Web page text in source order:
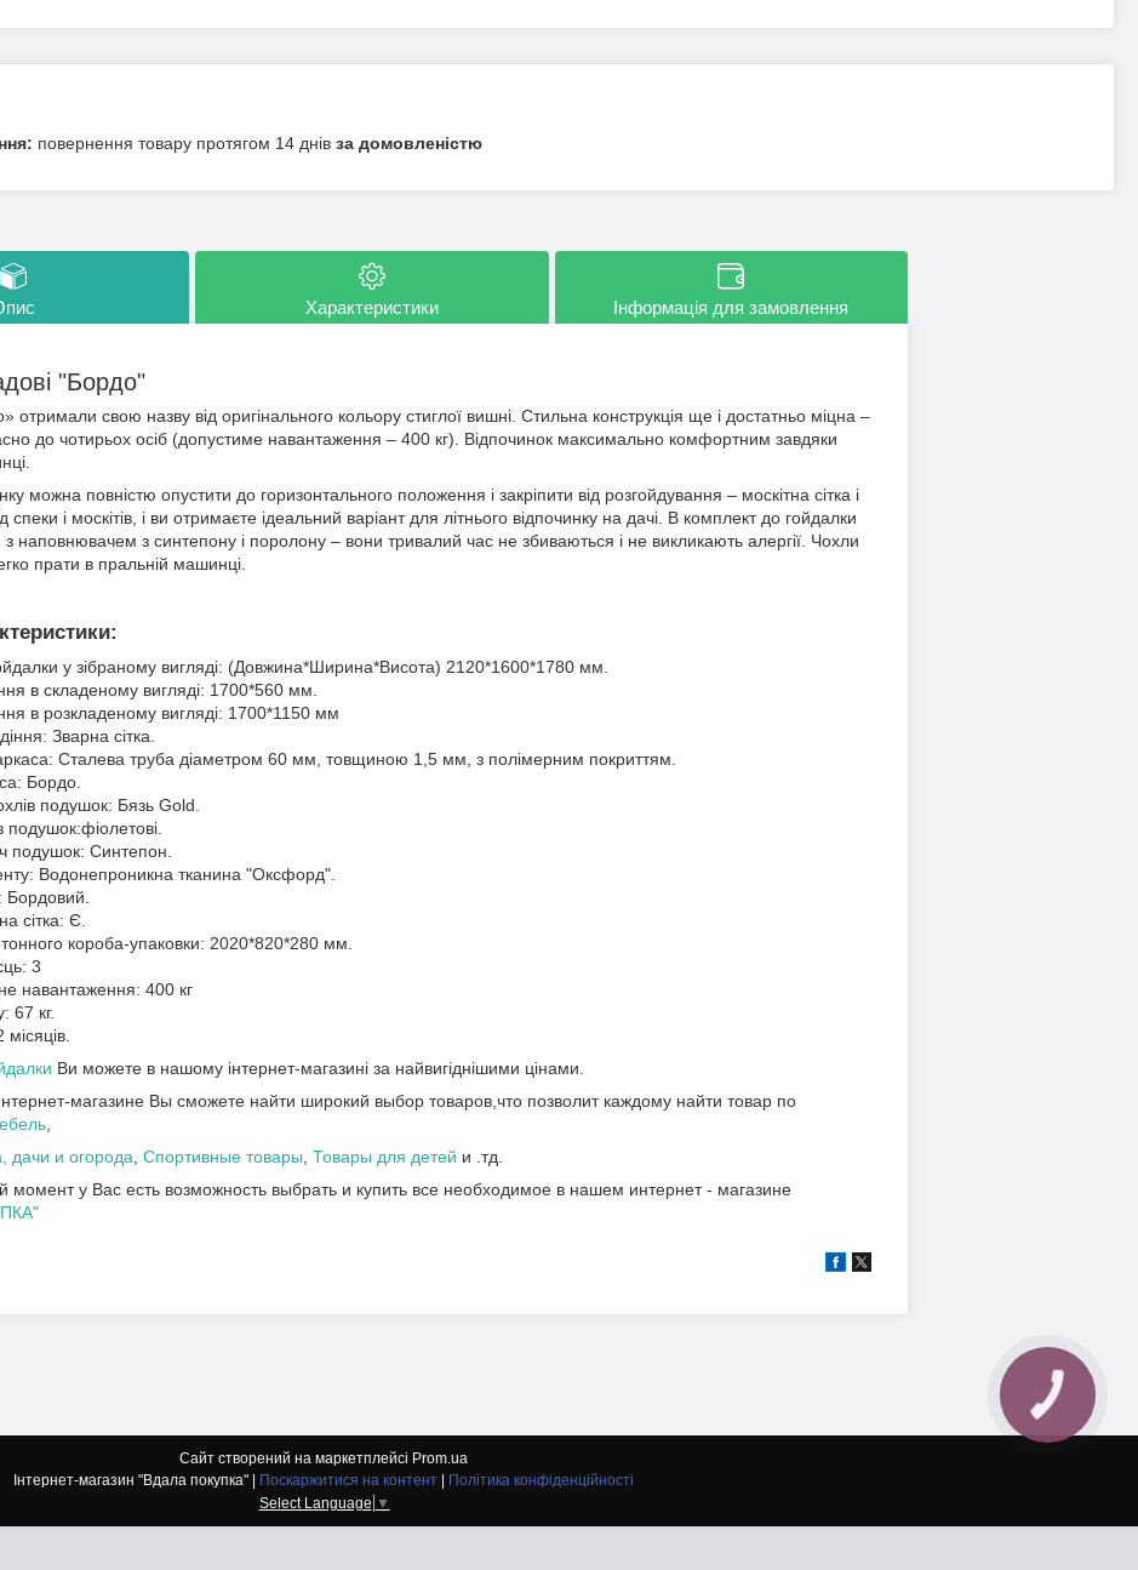
повернення товару протягом 14 днів за домовленістю
Характеристики Інформація для замовлення
"Бордо"
отримали свою назву від оригінального кольору стиглої вишні. Стильна конструкція ще і достатньо міцна –
до чотирьох осіб (допустиме навантаження – 400 кг). Відпочинок максимально комфортним завдяки
можна повністю опустити до горизонтального положення і закріпити від розгойдування – москітна сітка і
спеки і москітів, і ви отримаєте ідеальний варіант для літнього відпочинку на дачі. В комплект до гойдалки
наповнювачем з синтепону і поролону – вони тривалий час не збиваються і не викликають алергії. Чохли
прати в пральній машинці.
у зібраному вигляді: (Довжина*Ширина*Висота) 2120*1600*1780 мм.
в складеному вигляді: 1700*560 мм.
в розкладеному вигляді: 1700*1150 мм
Зварна сітка.
Сталева труба діаметром 60 мм, товщиною 1,5 мм, з полімерним покриттям.
Бордо.
подушок: Бязь Gold.
подушок:фіолетові.
подушок: Синтепон.
Водонепроникна тканина "Оксфорд".
Бордовий.
сітка: Є.
короба-упаковки: 2020*820*280 мм.
3
навантаження: 400 кг
67 кг.
місяців.
Ви можете в нашому інтернет-магазині за найвигіднішими цінами.
магазине Вы сможете найти широкий выбор товаров,что позволит каждому найти товар по
,
дачи и огорода, Спортивные товары, Товары для детей и .тд.
у Вас есть возможность выбрать и купить все необходимое в нашем интернет - магазине
Сайт створений на маркетплейсі Prom.ua
Поскаржитися на контент
Політика конфіденційності
Select Language ▼
КНОПКА
ЗВ'ЯЗКУ